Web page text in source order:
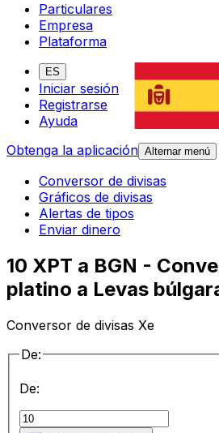
Particulares
Empresa
Plataforma
ES
Iniciar sesión
Registrarse
Ayuda
Obtenga la aplicación Alternar menú
Conversor de divisas
Gráficos de divisas
Alertas de tipos
Enviar dinero
10 XPT a BGN -
platino a Levas
Conversor de divisas Xe
De:
De: